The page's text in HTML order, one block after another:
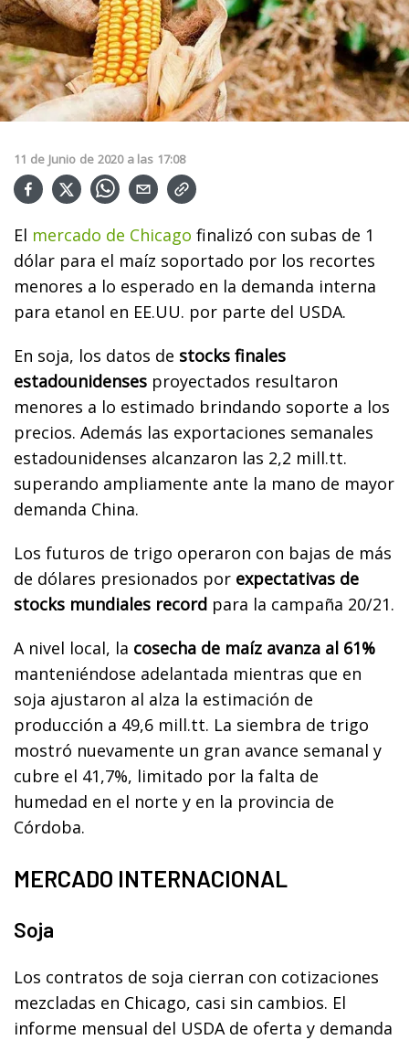
11 de Junio de 2020 a las 17:08
El mercado de Chicago finalizó con subas de 1
dólar para el maíz soportado por los recortes
menores a lo esperado en la demanda interna
para etanol en EE.UU. por parte del USDA.
En soja, los datos de stocks finales
estadounidenses proyectados resultaron
menores a lo estimado brindando soporte a los
precios. Además las exportaciones semanales
estadounidenses alcanzaron las 2,2 mill.tt.
superando ampliamente ante la mano de mayor
demanda China.
Los futuros de trigo operaron con bajas de más
de dólares presionados por expectativas de
stocks mundiales record para la campaña 20/21.
A nivel local, la cosecha de maíz avanza al 61%
manteniéndose adelantada mientras que en
soja ajustaron al alza la estimación de
producción a 49,6 mill.tt. La siembra de trigo
mostró nuevamente un gran avance semanal y
cubre el 41,7%, limitado por la falta de
humedad en el norte y en la provincia de
Córdoba.
MERCADO INTERNACIONAL
Soja
Los contratos de soja cierran con cotizaciones
mezcladas en Chicago, casi sin cambios. El
informe mensual del USDA de oferta y demanda